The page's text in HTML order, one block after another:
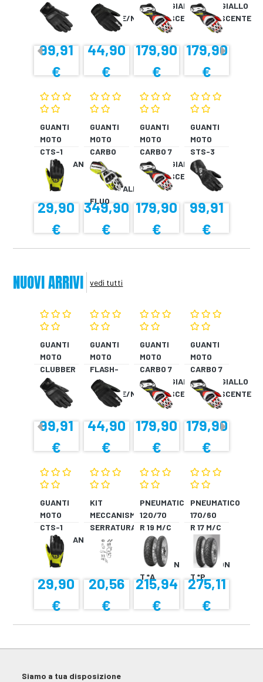
GLOVE
NERO
99,91
€
KP
VERDONE/NERO
44,90
€
ROSSO/GIALLO
FLUORESCENTE
179,90
€
ROSSO/GIALLO
FLUORESCENTE
179,90
€
GUANTI
MOTO
CTS-1
NERO/BIANCO
29,90
€
GUANTI
MOTO
CARBO
TRACK
EVO
NERO/GIALLO
FLUO
349,90
€
GUANTI
MOTO
CARBO 7
ROSSO/GIALLO
FLUORESCENTE
179,90
€
GUANTI
MOTO
STS-3
NERO
99,91
€
NUOVI ARRIVI vedi tutti
GUANTI
MOTO
CLUBBER
GLOVE
NERO
99,91
€
GUANTI
MOTO
FLASH-
KP
VERDONE/NERO
44,90
€
GUANTI
MOTO
CARBO 7
ROSSO/GIALLO
FLUORESCENTE
179,90
€
GUANTI
MOTO
CARBO 7
ROSSO/GIALLO
FLUORESCENTE
179,90
€
GUANTI
MOTO
CTS-1
NERO/BIANCO
29,90
€
KIT
MECCANISMO
SERRATURA
SH33
SH34
20,56
€
PNEUMATICO
120/70
R 19 M/C
60V TL
???
SCORPION
T *A
215,94
€
PNEUMATICO
170/60
R 17 M/C
72V
TL????
SCORPION
T *P
275,11
€
Siamo a tua disposizione